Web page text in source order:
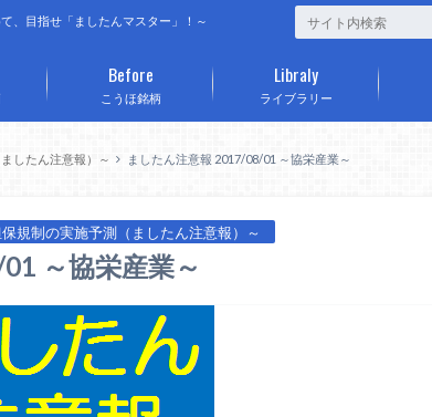
、目指せ「ましたんマスター」！～
こうほ銘柄
Before
ライブラリー
Libraly
したん注意報）～ ましたん注意報 2017/08/01 ～協栄産業～
規制の実施予測（ましたん注意報）～
～協栄産業～